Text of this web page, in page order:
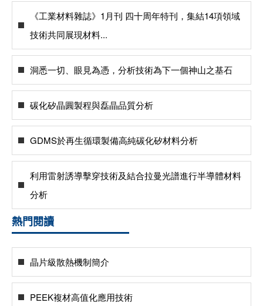
《工業材料雜誌》1月刊 四十周年特刊，集結14項領域
技術共同展現材料...
洞悉一切、眼見為憑，分析技術為下一個神山之基石
碳化矽晶圓製程與磊晶品質分析
GDMS於再生循環製備高純碳化矽材料分析
利用雷射誘導擊穿技術及結合拉曼光譜進行半導體材料
分析
熱門閱讀
晶片級散熱機制簡介
PEEK複材高值化應用技術